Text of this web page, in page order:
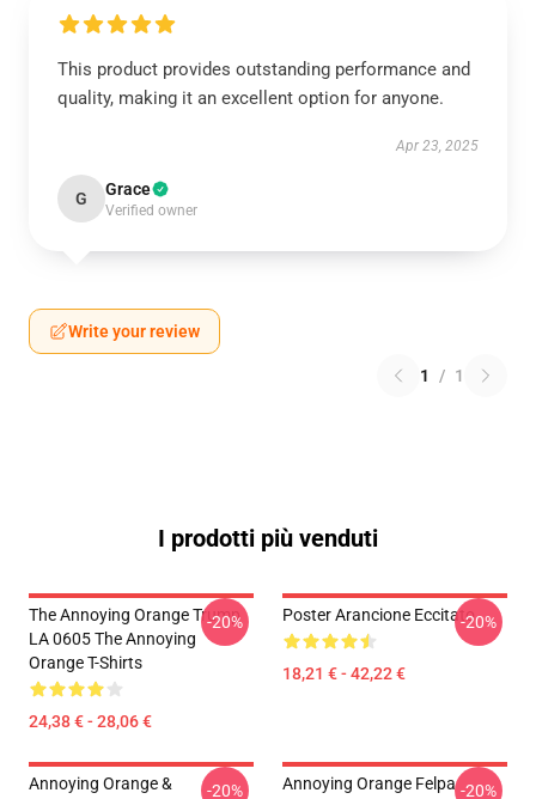
This product provides outstanding performance and
quality, making it an excellent option for anyone.
Apr 23, 2025
G Grace
Verified owner
Write your review
1 / 1
I prodotti più venduti
The Annoying Orange Trump
LA 0605 The Annoying
Orange T-Shirts
24,38 € - 28,06 €
-20% Poster Arancione Eccitato
18,21 € - 42,22 €
-20%
Annoying Orange &
-20% Annoying Orange Felpa -20%